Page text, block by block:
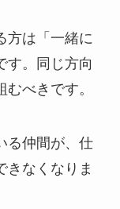
方は「一緒に
す。同じ方向
べきです。
る仲間が、仕
きなくなりま